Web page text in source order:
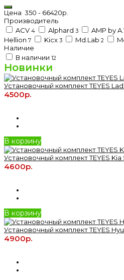
Цена 350 - 66420р.
Производитель
ACV 4 Alphard 3 AMP by
Hellion 7 Kicx 3 Md.Lab 2
Наличие
В наличии 12
Новинки
Установочный комплект TEYES
4500р.
В корзину
Установочный комплект TEYES
4600р.
В корзину
Установочный комплект TEYES
4900р.